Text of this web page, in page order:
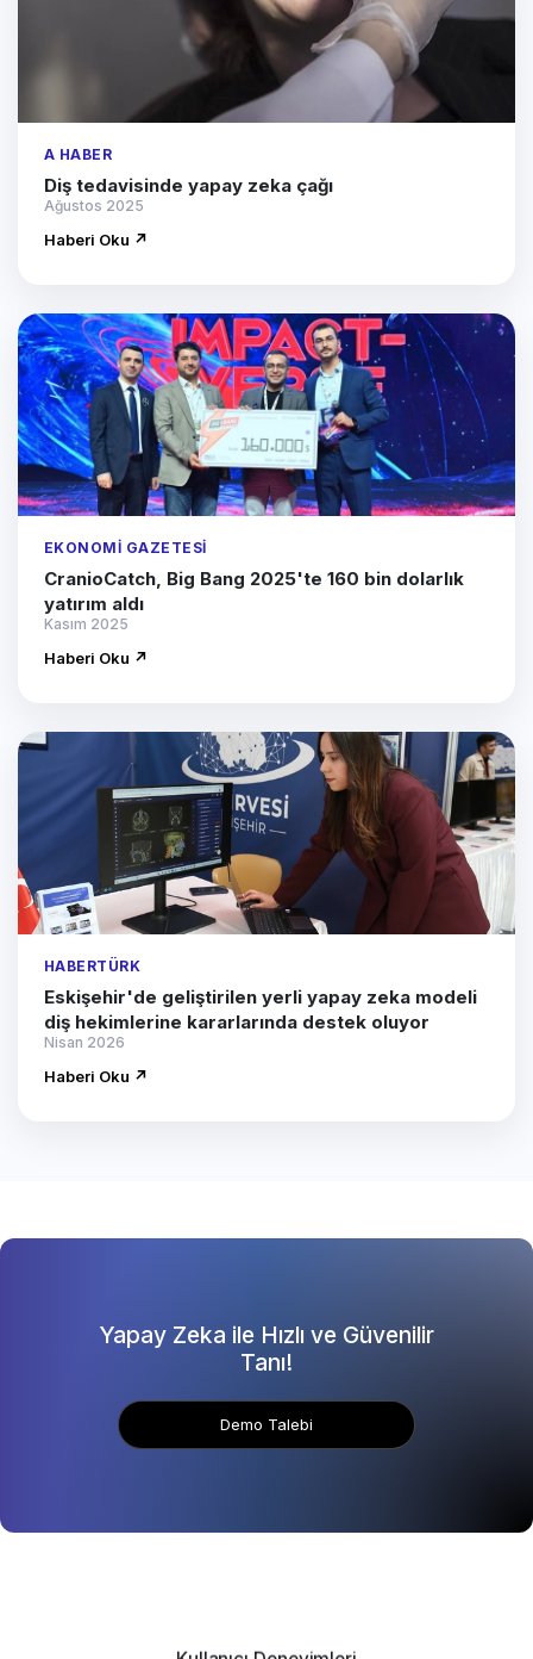
A HABER
Diş tedavisinde yapay zeka çağı
Ağustos 2025
Haberi Oku ↗
EKONOMI GAZETESI
CranioCatch, Big Bang 2025'te 160 bin dolarlık
yatırım aldı
Kasım 2025
Haberi Oku ↗
HABERTÜRK
Eskişehir'de geliştirilen yerli yapay zeka modeli
diş hekimlerine kararlarında destek oluyor
Nisan 2026
Haberi Oku ↗
Yapay Zeka ile Hızlı ve Güvenilir
Tanı!
Demo Talebi